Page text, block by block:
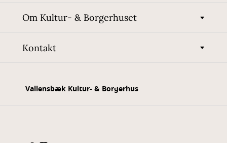
Om Kultur- & Borgerhuset
Kontakt
Vallensbæk Kultur- & Borgerhus